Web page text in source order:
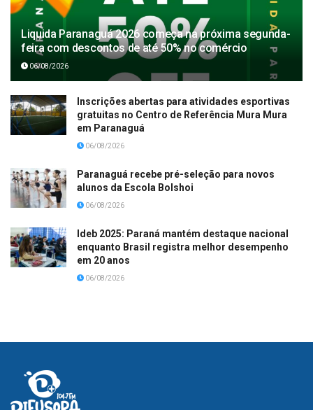
Liquida Paranaguá 2026 começa na próxima segunda-
feira com descontos de até 50% no comércio
06/08/2026
Inscrições abertas para atividades esportivas
gratuitas no Centro de Referência Mura Mura
em Paranaguá
06/08/2026
Paranaguá recebe pré-seleção para novos
alunos da Escola Bolshoi
06/08/2026
Ideb 2025: Paraná mantém destaque nacional
enquanto Brasil registra melhor desempenho
em 20 anos
06/08/2026